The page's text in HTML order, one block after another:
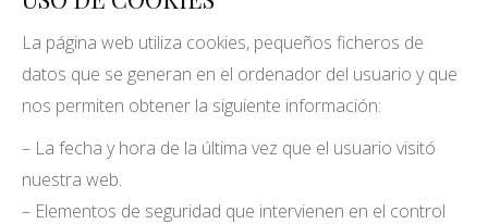
La página web utiliza cookies, pequeños ficheros de
datos que se generan en el ordenador del usuario y que
nos permiten obtener la siguiente información:
– La fecha y hora de la última vez que el usuario visitó
nuestra web.
– Elementos de seguridad que intervienen en el control